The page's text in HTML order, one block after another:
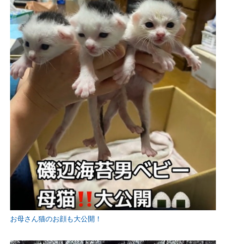
お母さん猫のお顔も大公開！